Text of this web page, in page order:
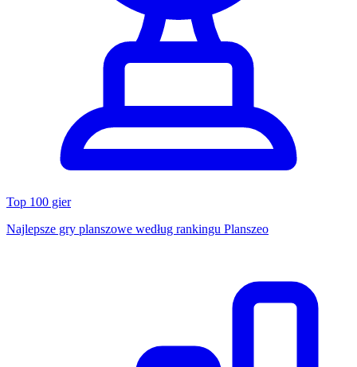
Top 100 gier
Najlepsze gry planszowe według rankingu Planszeo